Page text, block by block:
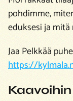
pohdimme,
eduksesi ja
Jaa Pelkkää
https://